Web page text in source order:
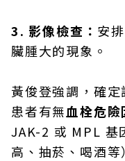
3. 影像檢查： 安
臟腫大的現象。
黃俊登強調，確
患者有無血栓危險
JAK-2 或 MPL 基
高、抽菸、喝酒等